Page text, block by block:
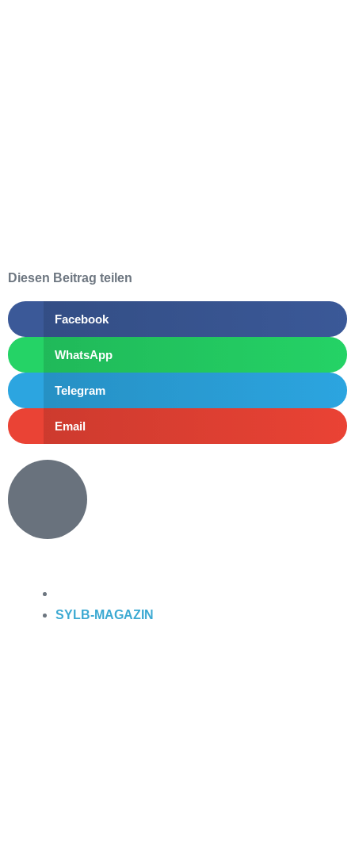
Diesen Beitrag teilen
Facebook
WhatsApp
Telegram
Email
SYLB-MAGAZIN